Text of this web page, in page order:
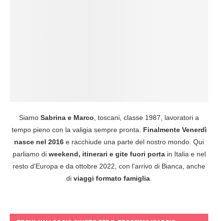
Siamo Sabrina e Marco, toscani, classe 1987, lavoratori a
tempo pieno con la valigia sempre pronta. Finalmente Venerdì
nasce nel 2016 e racchiude una parte del nostro mondo. Qui
parliamo di weekend, itinerari e gite fuori portain Italia e nel
resto d'Europa e da ottobre 2022, con l'arrivo di Bianca, anche
di viaggi formato famiglia.